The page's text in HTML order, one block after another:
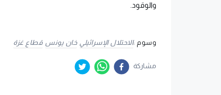
والوقود.
وسوم :الاحتلال الإسرائيلي خان يونس قطاع غزة
مشاركة